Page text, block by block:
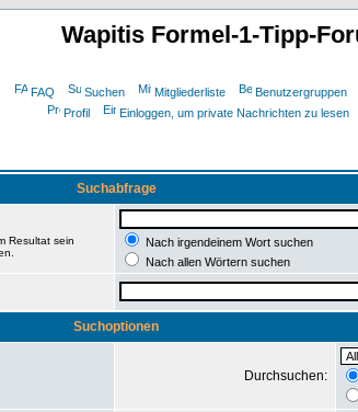
Wapitis Formel-1-Tipp-
FAQ Suchen Mitgliederliste Benutzergruppen
Profil
Einloggen, um private Nachrichten zu lesen
Suchabfrage
Resultat sein
Nach irgendeinem Wort suchen
Nach allen Wörtern suchen
Suchoptionen
Durchsuchen: